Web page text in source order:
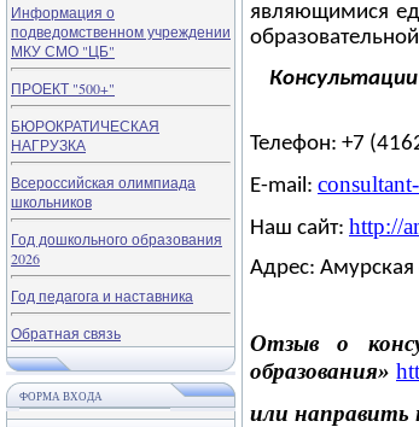
Информация о
подведомственном учреждении
МКУ СМО "ЦБ"
ПРОЕКТ "500+"
БЮРОКРАТИЧЕСКАЯ
НАГРУЗКА
Всероссийская олимпиада
школьников
Год дошкольного образования
2026
Год педагога и наставника
Обратная связь
ФОРМА ВХОДА
являющимися
Телефон: +7
E-mail:
Наш сайт: http://
Адрес: Амурская
Отзыв о
образования»
или направить